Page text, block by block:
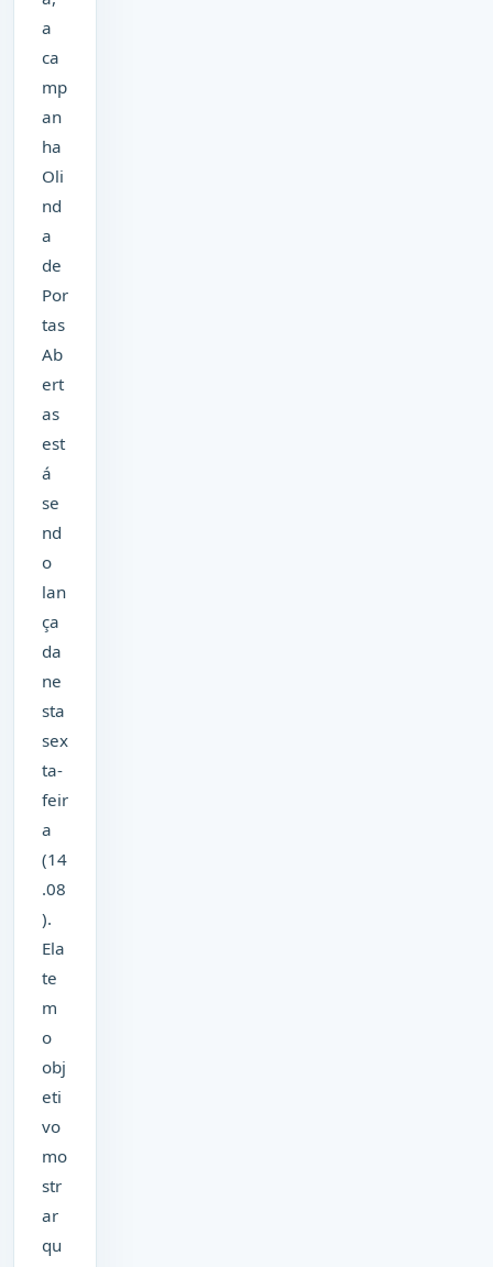
a
ca
mp
an
ha
Oli
nd
a
de
Por
tas
Ab
ert
as
est
á
se
nd
o
lan
ça
da
ne
sta
sex
ta-
feir
a
(14
.08
).
Ela
te
m
o
obj
eti
vo
mo
str
ar
qu